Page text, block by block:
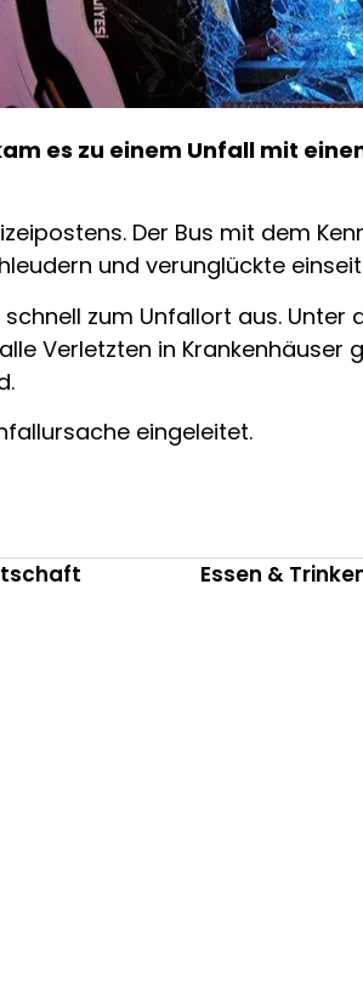
es zu einem Unfall mit
Der Bus mit dem
und verunglückte
zum Unfallort aus.
Verletzten in
eingeleitet.
Essen &